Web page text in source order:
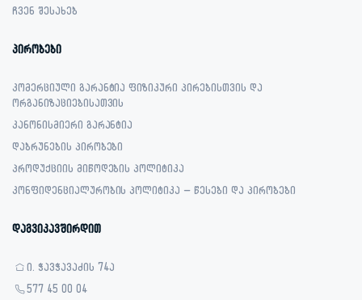
ჩვენ შესახებ
პირობები
კომერციული გარანტია ფიზიკური პირებისთვის და
ორგანიზაციებისათვის
კანონისმიერი გარანტია
დაბრუნების პირობები
პროდუქციის მიწოდების პოლიტიკა
კონფიდენციალურობის პოლიტიკა – წესები და პირობები
დაგვიკავშირდით
ი. ჭავჭავაძის 74ა
577 45 00 04